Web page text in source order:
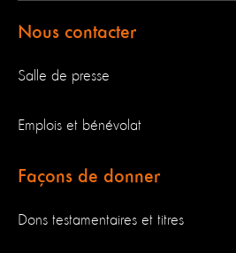
Nous contacter
Salle de presse
Emplois et bénévolat
Façons de donner
Dons testamentaires et titres